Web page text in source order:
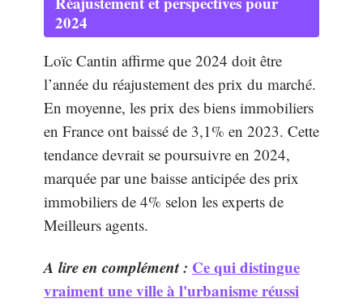
2024
Loïc Cantin affirme que 2024 doit être
l’année du réajustement des prix du marché.
En moyenne, les prix des biens immobiliers
en France ont baissé de 3,1% en 2023. Cette
tendance devrait se poursuivre en 2024,
marquée par une baisse anticipée des prix
immobiliers de 4% selon les experts de
Meilleurs agents.
A lire en complément : Ce qui distingue
vraiment une ville à l'urbanisme réussi